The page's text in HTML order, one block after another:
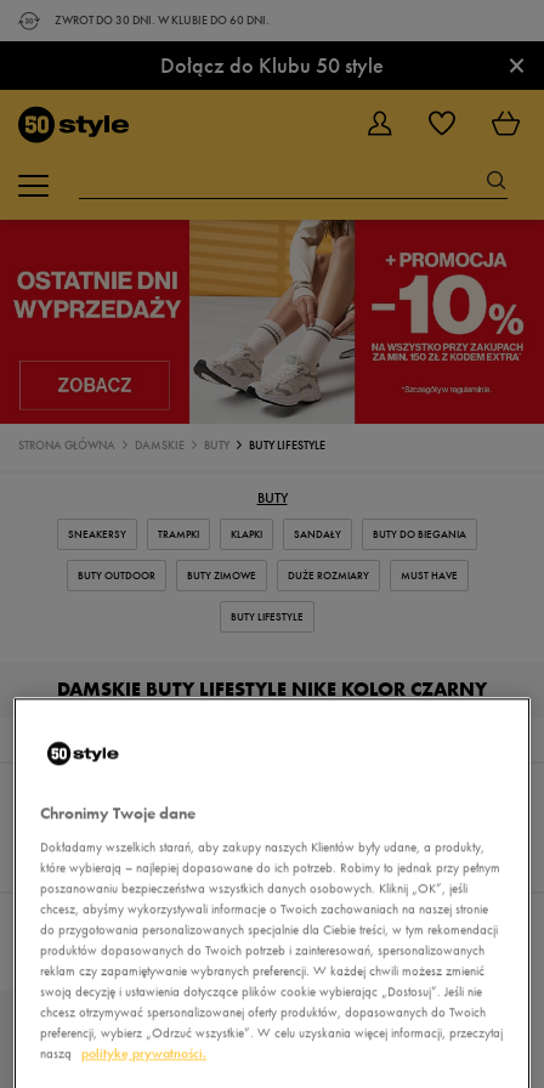
ZWROT DO 30 DNI. W KLUBIE DO 60 DNI.
Dołącz do Klubu 50 style ×
STRONA GŁÓWNA DAMSKIE BUTY BUTY LIFESTYLE
BUTY
SNEAKERSY TRAMPKI KLAPKI SANDAŁY BUTY DO BIEGANIA
BUTY OUTDOOR BUTY ZIMOWE DUŻE ROZMIARY MUST HAVE
BUTY LIFESTYLE
DAMSKIE BUTY LIFESTYLE NIKE KOLOR CZARNY
Wyników
60
z 7
Wybrane filtry: NIKE CZARNY Wyczyść filtry
Chronimy Twoje dane
Dokładamy wszelkich starań, aby zakupy naszych Klientów były udane, a produkty,
które wybierają – najlepiej dopasowane do ich potrzeb. Robimy to jednak przy pełnym
poszanowaniu bezpieczeństwa wszystkich danych osobowych. Kliknij „OK”, jeśli
chcesz, abyśmy wykorzystywali informacje o Twoich zachowaniach na naszej stronie
do przygotowania personalizowanych specjalnie dla Ciebie treści, w tym rekomendacji
produktów dopasowanych do Twoich potrzeb i zainteresowań, spersonalizowanych
reklam czy zapamiętywanie wybranych preferencji. W każdej chwili możesz zmienić
swoją decyzję i ustawienia dotyczące plików cookie wybierając „Dostosuj”. Jeśli nie
chcesz otrzymywać spersonalizowanej oferty produktów, dopasowanych do Twoich
preferencji, wybierz „Odrzuć wszystkie”. W celu uzyskania więcej informacji, przeczytaj
naszą
politykę prywatności.